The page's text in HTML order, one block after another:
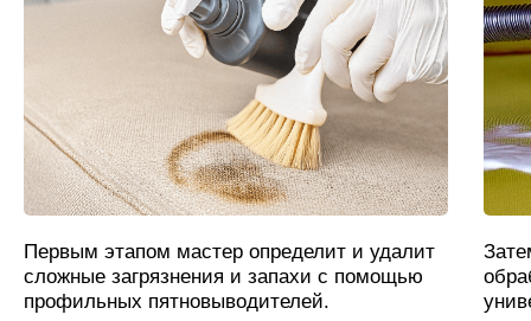
Первым этапом мастер определит и удалит
сложные загрязнения и запахи с помощью
профильных пятновыводителей.